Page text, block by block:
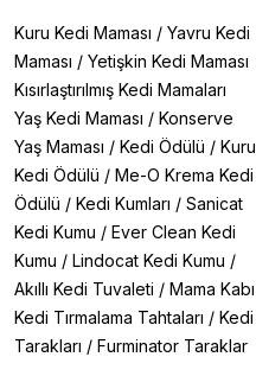
Kuru Kedi Maması / Yavru Kedi
Maması / Yetişkin Kedi Maması
Kısırlaştırılmış Kedi Mamaları
Yaş Kedi Maması / Konserve
Yaş Maması / Kedi Ödülü / Kuru
Kedi Ödülü / Me-O Krema Kedi
Ödülü / Kedi Kumları / Sanicat
Kedi Kumu / Ever Clean Kedi
Kumu / Lindocat Kedi Kumu /
Akıllı Kedi Tuvaleti / Mama Kabı
Kedi Tırmalama Tahtaları / Kedi
Tarakları / Furminator Taraklar